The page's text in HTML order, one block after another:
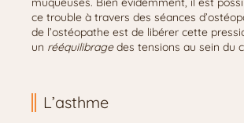
ce trouble à travers des séances
de l’ostéopathe est de libérer cette
un rééquilibragedes tensions au sein du
L’asthme